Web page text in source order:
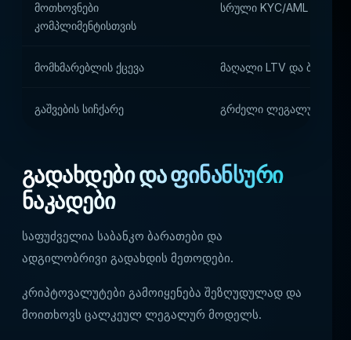
მოთხოვნები
კომპლიმენტისთვის
სრული KYC/AML და
მომხმარებლის ქცევა მაღალი LTV და
გაშვების სიჩქარე გრძელი ლეგალური და
გადახდები და ფინანსური
ნაკადები
საფუძველია საბანკო ბარათები და
ადგილობრივი გადახდის მეთოდები.
კრიპტოვალუტები გამოიყენება შეზღუდულად და
მოითხოვს ცალკეულ ლეგალურ მოდელს.